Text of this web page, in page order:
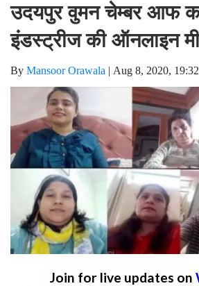
उदयपुर वुमन चेम्बर आफ
इंडस्ट्रीज की ऑनलाइन
By Mansoor Orawala | Aug 8, 2020,
Join for live updates on